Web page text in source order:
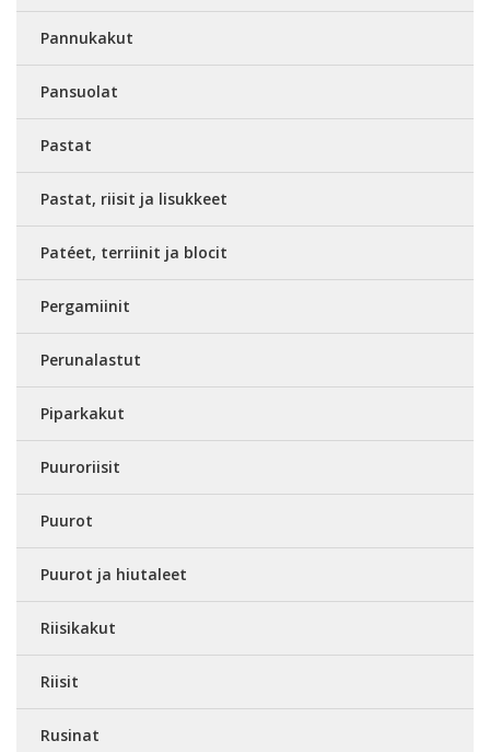
Pannukakut
Pansuolat
Pastat
Pastat, riisit ja lisukkeet
Patéet, terriinit ja blocit
Pergamiinit
Perunalastut
Piparkakut
Puuroriisit
Puurot
Puurot ja hiutaleet
Riisikakut
Riisit
Rusinat